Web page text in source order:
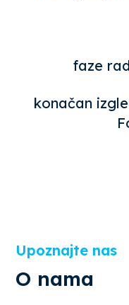
faze
konačan
Upoznajte nas
O nama